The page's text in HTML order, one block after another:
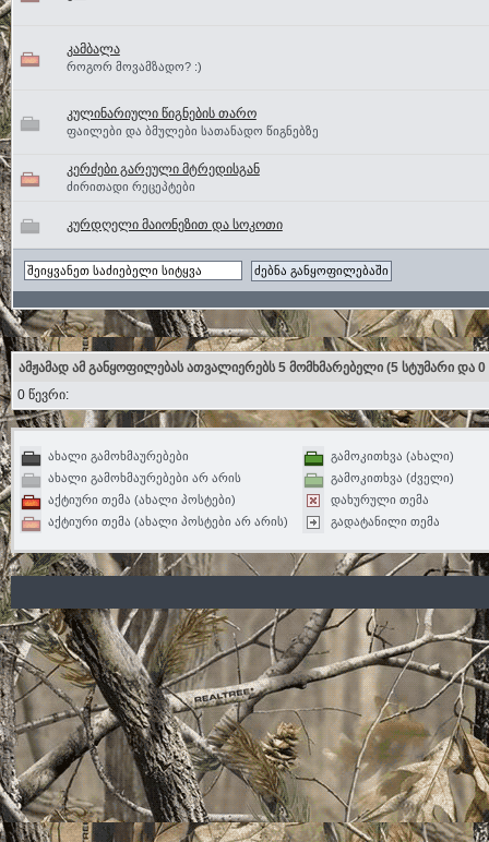
კამბალა
როგორ მოვამზადო? :)
კულინარიული წიგნების თარო
ფაილები და ბმულები სათანადო წიგნებზე
კერძები გარეული მტრედისგან
ძირითადი რეცეპტები
კურდღელი მაიონეზით და სოკოთი
ამჟამად ამ განყოფილებას ათვალიერებს 5 მომხმარებელი (5 სტუმარი და 0
0 წევრი:
ახალი გამოხმაურებები
ახალი გამოხმაურებები არ არის
აქტიური თემა (ახალი პოსტები)
აქტიური თემა (ახალი პოსტები არ არის)
გამოკითხვა (ახალი)
გამოკითხვა (ძველი)
დახურული თემა
გადატანილი თემა